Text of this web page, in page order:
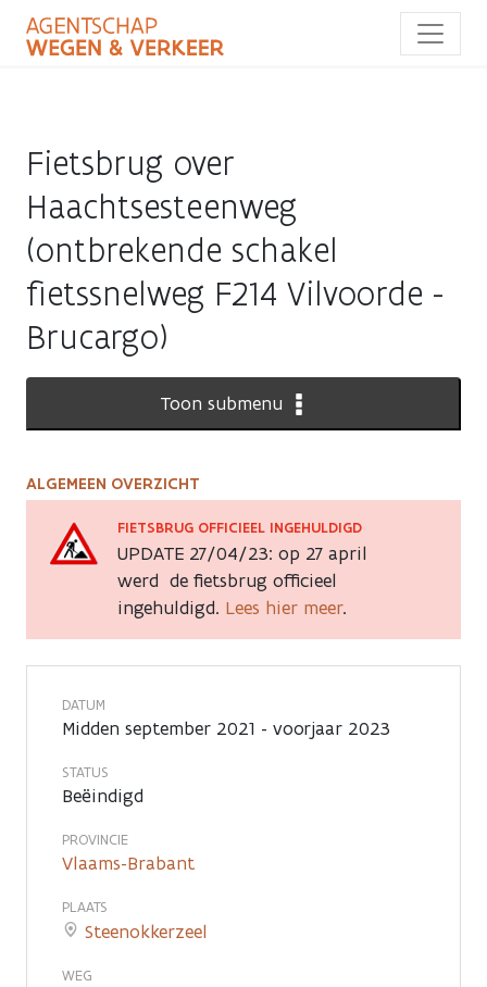
naar
Fietsbrug over
Haachtsesteenweg
(ontbrekende schakel
fietssnelweg F214 Vilvoorde -
Brucargo)
Toon submenu
Fietsbrug
over
Haachtsesteenweg
(ontbrekende
schakel
fietssnelweg
Vilvoorde
ALGEMEEN OVERZICHT
FIETSBRUG OFFICIEEL INGEHULDIGD
UPDATE 27/04/23: op 27 april
werd de fietsbrug officieel
ingehuldigd. Lees hier meer.
DATUM
Midden september 2021 - voorjaar 2023
STATUS
Beëindigd
PROVINCIE
Vlaams-Brabant
PLAATS
Steenokkerzeel
WEG